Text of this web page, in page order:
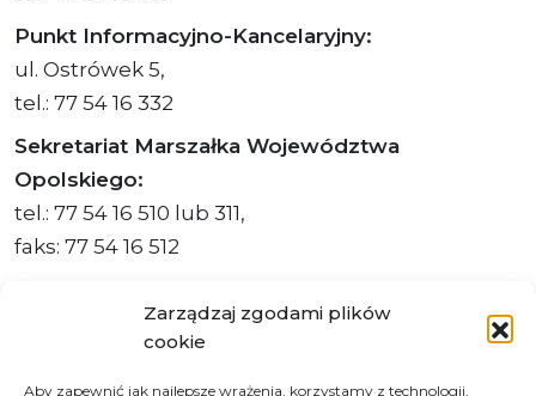
Zarządzaj zgodami plików
cookie
Aby zapewnić jak najlepsze wrażenia, korzystamy z technologii,
Punkt Informacyjno-Kancelaryjny:
ul. Ostrówek 5,
tel.: 77 54 16 332
Sekretariat Marszałka Województwa
Opolskiego:
tel.: 77 54 16 510 lub 311,
faks: 77 54 16 512